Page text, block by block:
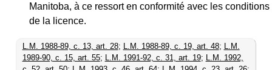
Manitoba, à ce ressort en conformité avec les conditions
de la licence.
L.M. 1988-89, c. 13, art. 28; L.M. 1988-89, c. 19, art. 48;
L.M.
1989-90, c. 15, art. 55; L.M. 1991-92, c. 31, art. 19;
L.M. 1992,